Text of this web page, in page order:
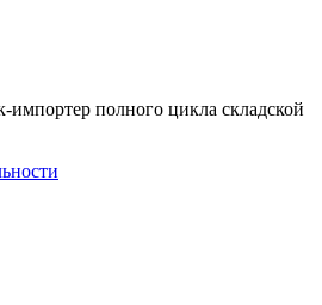
полного цикла складской